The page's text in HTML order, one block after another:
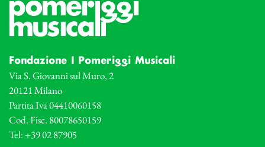
Fondazione I Pomeriggi Musicali
Via S. Giovanni sul Muro, 2
20121 Milano
Partita Iva 04410060158
Cod. Fisc. 80078650159
Tel: +39 02 87905